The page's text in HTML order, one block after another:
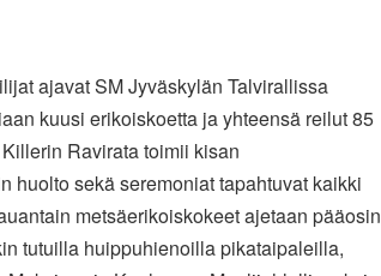
ajavat SM Jyväskylän Talvirallissa
kuusi erikoiskoetta ja yhteensä reilut 85
Ravirata toimii kisan
huolto sekä seremoniat tapahtuvat kaikki
metsäerikoiskokeet ajetaan pääosin
tutuilla huippuhienoilla pikataipaleilla,